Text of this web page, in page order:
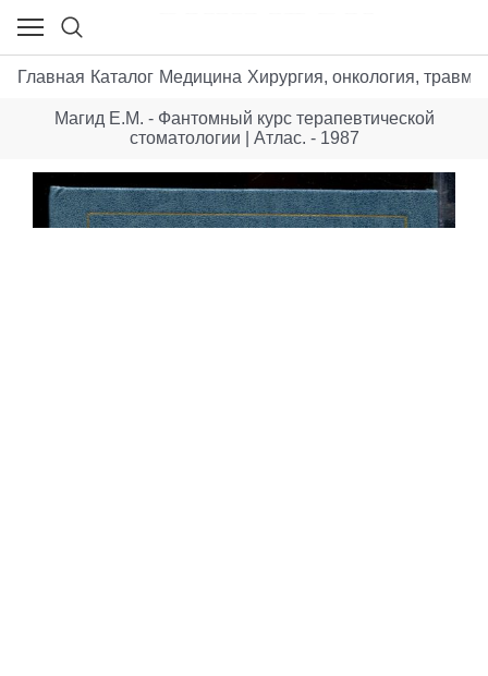
Главная Каталог Медицина Хирургия, онкология,
Магид Е.М. - Фантомный курс терапевтической
стоматологии | Атлас. - 1987